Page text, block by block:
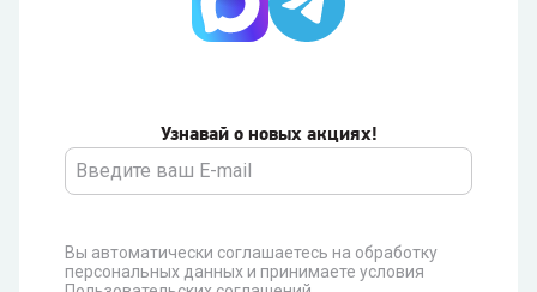
Узнавай о новых акциях!
Вы автоматически соглашаетесь на обработку
персональных данных и принимаете условия